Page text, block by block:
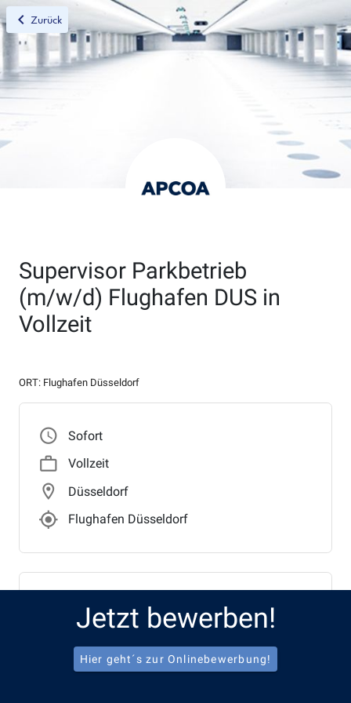
chevron_leftZurück
Supervisor Parkbetrieb
(m/w/d) Flughafen DUS in
Vollzeit
ORT: Flughafen Düsseldorf
access_time Sofort
work_outline Vollzeit
location_on Düsseldorf
gps_fixed_outlined
Flughafen Düsseldorf
Benefits
Freies APCOA Parking
Jetzt bewerben!
Hier geht´s zur Onlinebewerbung!